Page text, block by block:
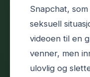
Snapchat,
seksuell
videoen til en
venner, men
ulovlig og